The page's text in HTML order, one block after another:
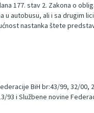
177. stav 2. Zakona o
autobusu, ali i sa drugim
nastanka štete
BiH br:43/99, 32/00,
93 i Službene novine